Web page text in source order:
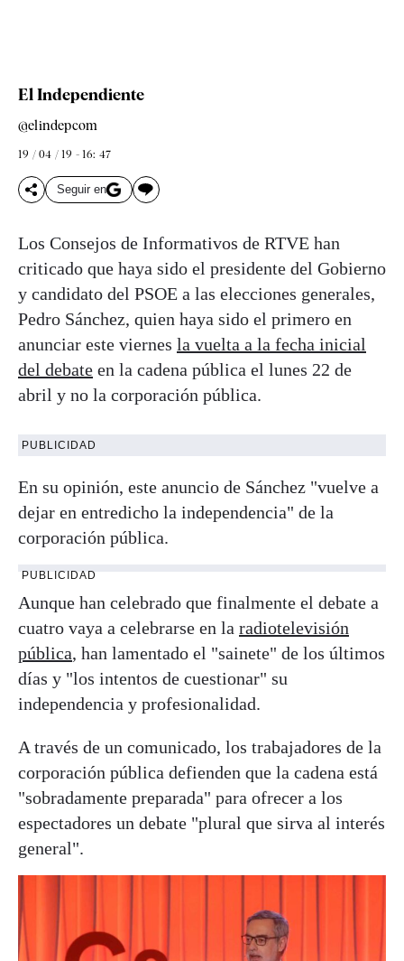
El Independiente
@elindepcom
19 / 04 / 19 - 16: 47
Seguir en
Los Consejos de Informativos de RTVE han
criticado que haya sido el presidente del Gobierno
y candidato del PSOE a las elecciones generales,
Pedro Sánchez, quien haya sido el primero en
anunciar este viernes la vuelta a la fecha inicial
del debate en la cadena pública el lunes 22 de
abril y no la corporación pública.
PUBLICIDAD
En su opinión, este anuncio de Sánchez "vuelve a
dejar en entredicho la independencia" de la
corporación pública.
PUBLICIDAD
Aunque han celebrado que finalmente el debate a
cuatro vaya a celebrarse en la radiotelevisión
pública, han lamentado el "sainete" de los últimos
días y "los intentos de cuestionar" su
independencia y profesionalidad.
A través de un comunicado, los trabajadores de la
corporación pública defienden que la cadena está
"sobradamente preparada" para ofrecer a los
espectadores un debate "plural que sirva al interés
general".